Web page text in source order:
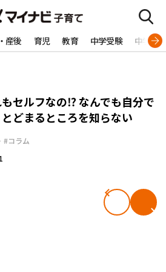
産後 育児 教育 中学受験 中学生
もセルフなの⁉︎ なんでも自分で
どまるところを知らない
#コラム